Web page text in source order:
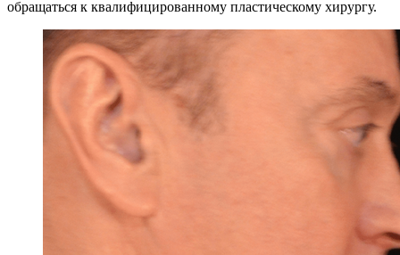
обращаться к квалифицированному пластическому хирургу.